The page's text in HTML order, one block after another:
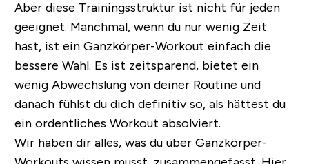
Aber diese Trainingsstruktur ist nicht für jeden
geeignet. Manchmal, wenn du nur wenig Zeit
hast, ist ein Ganzkörper-Workout einfach die
bessere Wahl. Es ist zeitsparend, bietet ein
wenig Abwechslung von deiner Routine und
danach fühlst du dich definitiv so, als hättest du
ein ordentliches Workout absolviert.
Wir haben dir alles, was du über Ganzkörper-